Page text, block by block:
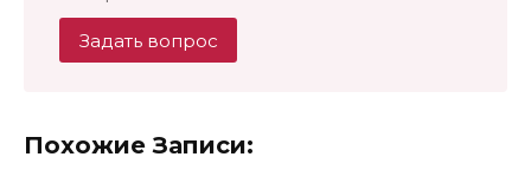
Задать вопрос
Похожие Записи: